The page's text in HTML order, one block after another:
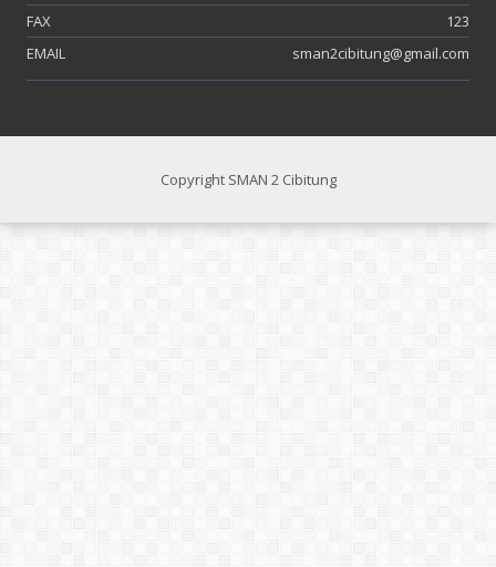
FAX
123
EMAIL
sman2cibitung@gmail.com
Copyright SMAN 2 Cibitung